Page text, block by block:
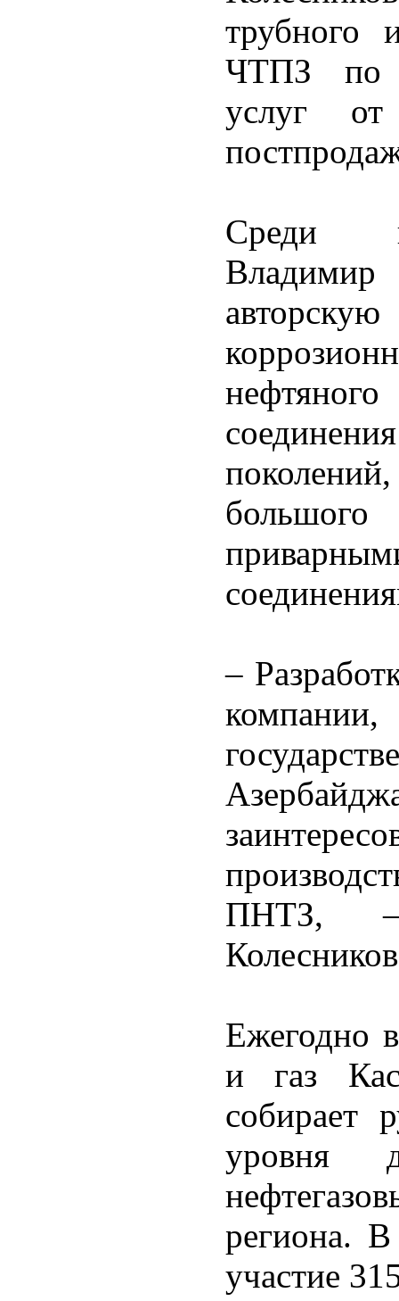
трубного
ЧТПЗ по
услуг
Среди
–
ПНТЗ, –
Ежегодно
и газ
собирает
уровня
региона.
участие